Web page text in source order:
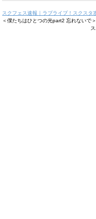
スクフェス速報｜ラブライブ！スクスタ
＜僕たちはひとつの光part2 忘れないで